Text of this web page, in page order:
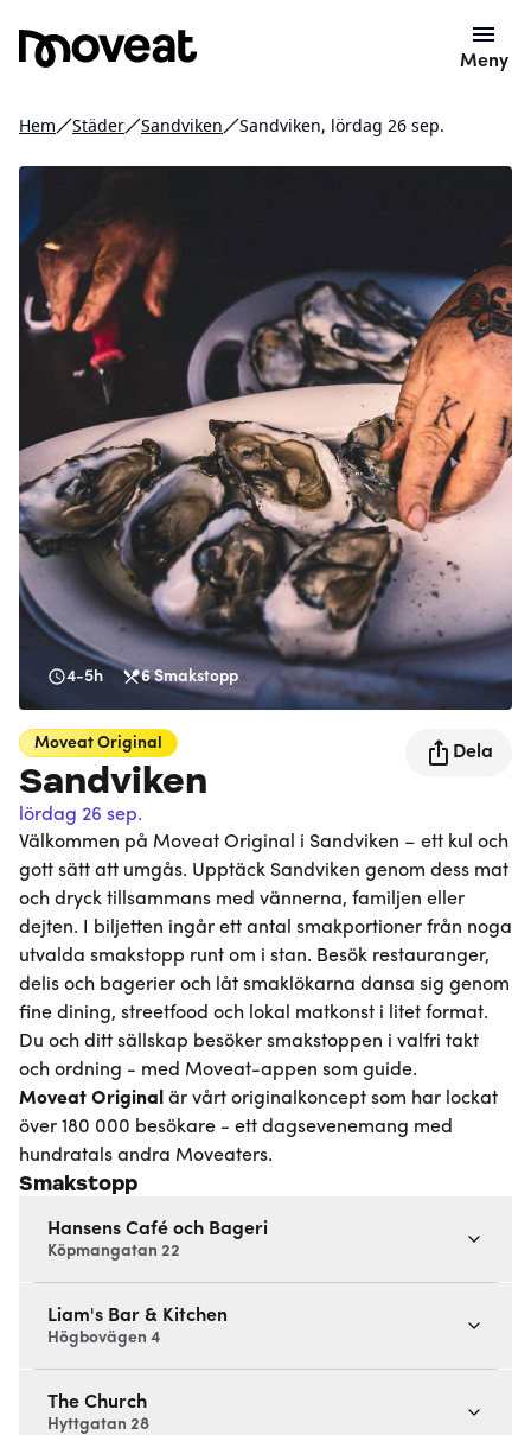
Meny
Hem Städer Sandviken Sandviken, lördag 26 sep.
4-5h 6 Smakstopp
Moveat Original
Sandviken
lördag 26 sep.
Dela
Välkommen på Moveat Original i Sandviken – ett kul och
gott sätt att umgås. Upptäck Sandviken genom dess mat
och dryck tillsammans med vännerna, familjen eller
dejten. I biljetten ingår ett antal smakportioner från noga
utvalda smakstopp runt om i stan. Besök restauranger,
delis och bagerier och låt smaklökarna dansa sig genom
fine dining, streetfood och lokal matkonst i litet format.
Du och ditt sällskap besöker smakstoppen i valfri takt
och ordning - med Moveat-appen som guide.
Moveat Original är vårt originalkoncept som har lockat
över 180 000 besökare - ett dagsevenemang med
hundratals andra Moveaters.
Smakstopp
Hansens Café och Bageri
Köpmangatan 22
Liam's Bar & Kitchen
Högbovägen 4
The Church
Hyttgatan 28